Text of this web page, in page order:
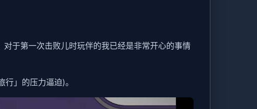
于第一次击败儿时玩伴的我已经是非常开心的事情
」的压力逼迫)。